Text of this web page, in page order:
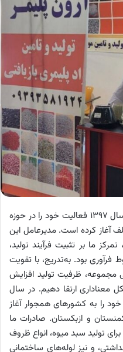
مجموعه پتروریچ از سال ۱۳۹۷ فعالیت خود را در حوزه
آغاز کرده است. مدیرعامل این
ما بر تثبیت فرآیند تولید،
بود. به‌تدریج، با تقویت
مجموعه، ظرفیت تولید افزایش
معناداری ارتقا دهیم. در سال
را به کشورهای همجوار آغاز
و ازبکستان. صادرات ما
تولید سبد میوه، انواع ظروف
و نیز لوله‌های ساختمانی